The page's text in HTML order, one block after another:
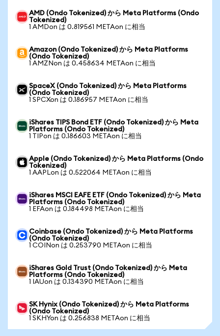
AMD (Ondo Tokenized) から Meta Platforms (Ondo
Tokenized)
1 AMDon は 0.819561 METAon に相当
Amazon (Ondo Tokenized) から Meta Platforms
(Ondo Tokenized)
1 AMZNon は 0.458634 METAon に相当
SpaceX (Ondo Tokenized) から Meta Platforms
(Ondo Tokenized)
1 SPCXon は 0.186957 METAon に相当
iShares TIPS Bond ETF (Ondo Tokenized) から Meta
Platforms (Ondo Tokenized)
1 TIPon は 0.186603 METAon に相当
Apple (Ondo Tokenized) から Meta Platforms (Ondo
Tokenized)
1 AAPLon は 0.522064 METAon に相当
iShares MSCI EAFE ETF (Ondo Tokenized) から Meta
Platforms (Ondo Tokenized)
1 EFAon は 0.184498 METAon に相当
Coinbase (Ondo Tokenized) から Meta Platforms
(Ondo Tokenized)
1 COINon は 0.253790 METAon に相当
iShares Gold Trust (Ondo Tokenized) から Meta
Platforms (Ondo Tokenized)
1 IAUon は 0.134390 METAon に相当
SK Hynix (Ondo Tokenized) から Meta Platforms
(Ondo Tokenized)
1 SKHYon は 0.256838 METAon に相当